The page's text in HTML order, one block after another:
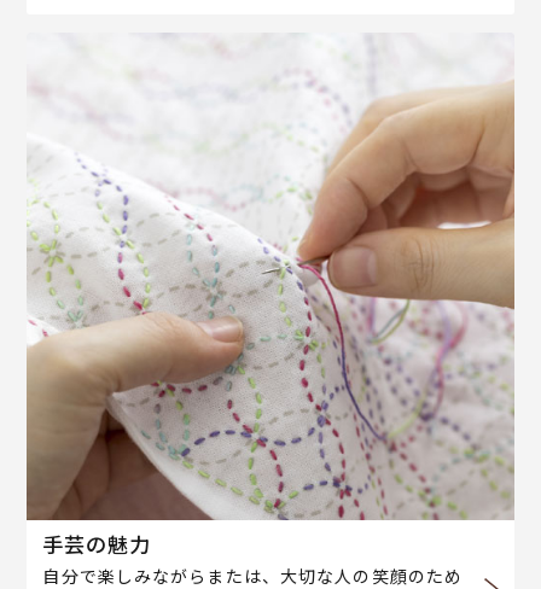
手芸の魅力
自分で楽しみながらまたは、大切な人の笑顔のため